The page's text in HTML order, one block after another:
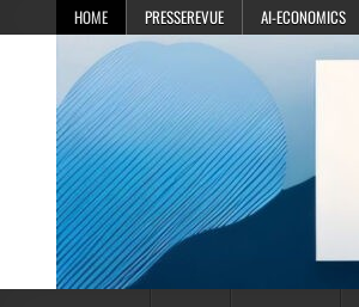
HOME PRESSEREVUE AI-ECONOMICS